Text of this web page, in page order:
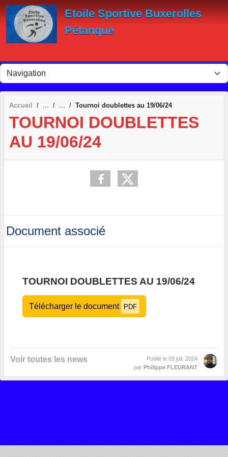
Etoile Sportive Buxerolles
Pétanque
Accueil Tournoi doublettes au 19/06/24
TOURNOI DOUBLETTES
AU 19/06/24
Document associé
TOURNOI DOUBLETTES AU 19/06/24
Télécharger le document PDF
Voir toutes les news Publié le 03 juil. 2024
par Philippe FLEURANT
Panneau de gestion des cookies